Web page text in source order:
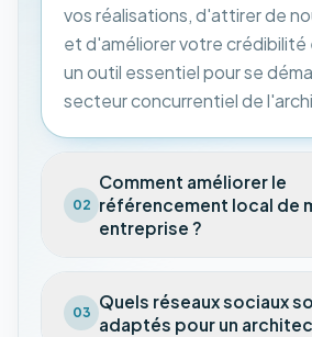
vos réalisations, d'attirer de
et d'améliorer votre crédibilité
un outil essentiel pour se
secteur concurrentiel de
02
Comment améliorer le
référencement local de
entreprise ?
03
Quels réseaux sociaux
adaptés pour un